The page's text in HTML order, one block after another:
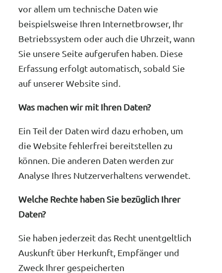
vor allem um technische Daten wie
beispielsweise Ihren Internetbrowser, Ihr
Betriebssystem oder auch die Uhrzeit, wann
Sie unsere Seite aufgerufen haben. Diese
Erfassung erfolgt automatisch, sobald Sie
auf unserer Website sind.
Was machen wir mit Ihren Daten?
Ein Teil der Daten wird dazu erhoben, um
die Website fehlerfrei bereitstellen zu
können. Die anderen Daten werden zur
Analyse Ihres Nutzerverhaltens verwendet.
Welche Rechte haben Sie bezüglich Ihrer
Daten?
Sie haben jederzeit das Recht unentgeltlich
Auskunft über Herkunft, Empfänger und
Zweck Ihrer gespeicherten